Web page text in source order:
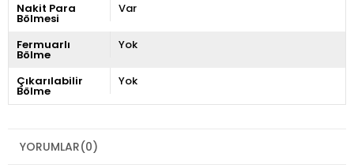
Nakit Para
Bölmesi
Var
Fermuarlı
Bölme
Yok
Çıkarılabilir
Bölme
Yok
YORUMLAR(0)